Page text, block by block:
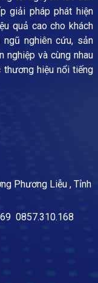
giải pháp phát hiện
quả cao cho khách
nghiên cứu, sản
nghiệp và cùng nhau
hiệu nổi tiếng
Phương Liễu , Tỉnh
0857.310.168